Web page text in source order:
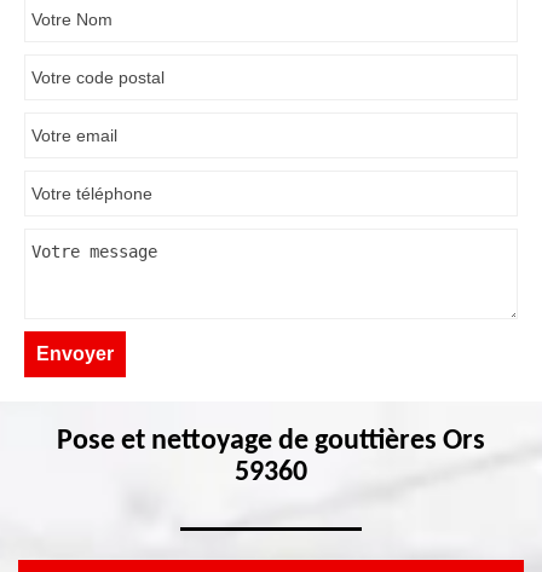
Pose et nettoyage de gouttières Ors
59360